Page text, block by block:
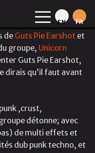
EN FR
cette fois-ci, en très
de Guts Pie Earshot et
groupe, Unicorn
Guts Pie Earshot,
dirais qu’il faut avant
,crust,
détonne; avec
de multi effets et
dub punk techno, et